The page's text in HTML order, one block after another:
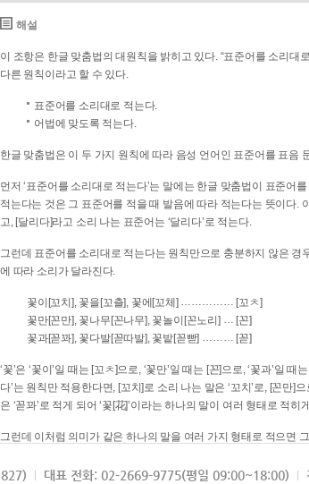
해설
이 조항은 한글 맞춤법의 대원칙을 밝히고 있다. “표준어를 소리대
다른 원칙이라고 할 수 있다.
표준어를 소리대로 적는다.
어법에 맞도록 적는다.
한글 맞춤법은 이 두 가지 원칙에 따라 음성 언어인 표준어를 표음
먼저 ‘표준어를 소리대로 적는다’는 말에는 한글 맞춤법이 표준어
적는다는 것은 그 표준어를 적을 때 발음에 따라 적는다는 뜻이다. 이를테면 [나무]라고 소리 나는 표준어는 ‘나무’로 적
고, [달리다]라고 소리 나는 표준어는 ‘달리다’로 적는다.
그런데 표준어를 소리대로 적는다는 원칙만으로 충분하지 않은 경
에 따라 소리가 달라진다.
꽃이[꼬치], 꽃을[꼬츨], 꽃에[꼬체] …………… [꼬ㅊ]
꽃만[꼰만], 꽃나무[꼰나무], 꽃놀이[꼰노리] … [꼰]
꽃과[꼳꽈], 꽃다발[꼳따발], 꽃밭[꼳빧] ……… [꼳]
‘꽃’은 ‘꽃이’일 때는 [꼬ㅊ]으로, ‘꽃만’일 때는 [꼰]으로, ‘꽃과’일
다’는 원칙만 적용한다면, [꼬치]로 소리 나는 말은 ‘꼬치’로, [꼰만]으로 소리 나는 말은 ‘꼰만’으로, [꼳꽈]로 소리 나는 말
은 ‘꼳꽈’로 적게 되어 ‘꽃[花]’이라는 하나의 말이 여러 형태로 적히
그런데 이처럼 의미가 같은 하나의 말을 여러 가지 형태로 적으면
되게 적는 것이 의미를 파악하는 데 효과적이다.
대표 전화: 02-2669-9775(평일 09:00~18:00)